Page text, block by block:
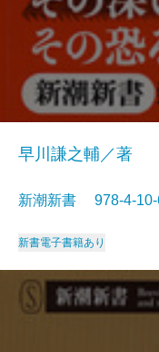
早川謙之輔／著
新潮新書 978-4-
新書電子書籍あり